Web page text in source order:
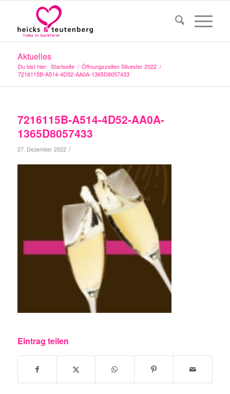
Aktuelles
Du bist hier: Startseite / Öffnungszeiten Silvester 2022 /
7216115B-A514-4D52-AA0A-1365D8057433
7216115B-A514-4D52-AA0A-
1365D8057433
27. Dezember 2022 /
Eintrag teilen